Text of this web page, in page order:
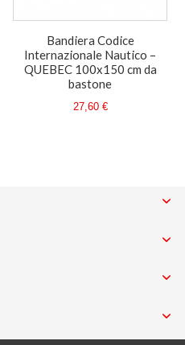
Bandiera Codice
Internazionale Nautico –
QUEBEC 100x150 cm da
bastone
27,60 €